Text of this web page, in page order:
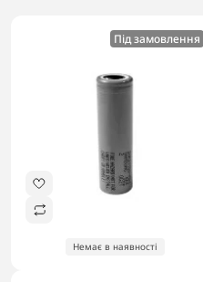
Під замовлення
Немає в наявності